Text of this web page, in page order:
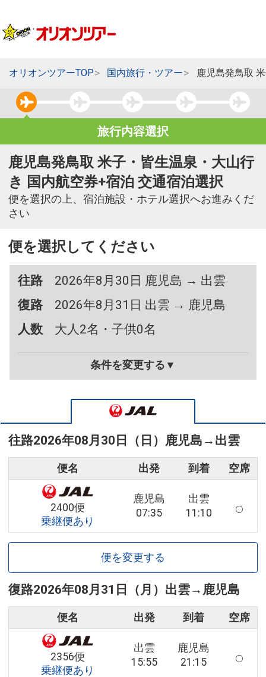
オリオンツアーTOP 国内旅行・ツアー 鹿児島発鳥取
旅行内容選択
鹿児島発鳥取 米子・皆生温泉・大山行
き 国内航空券+宿泊 交通宿泊選択
便を選択の上、宿泊施設・ホテル選択へお進みくだ
さい
便を選択してください
往路
2026年8月30日 鹿児島 → 出雲
復路
2026年8月31日 出雲 → 鹿児島
人数
大人2名・子供0名
条件を変更する▼
往路2026年08月30日（日） 鹿児島 → 出雲
便名 出発 到着 空席
2400便
乗継便あり
鹿児島
07:35
出雲
11:10
便を変更する
復路2026年08月31日（月） 出雲→ 鹿児島
便名 出発 到着 空席
2356便
乗継便あり
出雲
15:55
鹿児島
21:15